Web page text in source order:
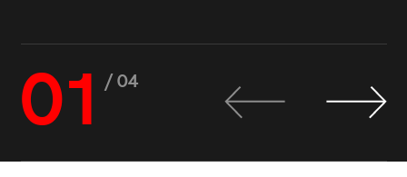
01 / 04